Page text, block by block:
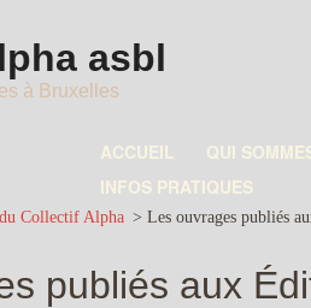
asbl
à Bruxelles
ACCUEIL
QUI
INFOS PRATIQUES
Collectif Alpha > Les ouvrages publiés
publiés aux